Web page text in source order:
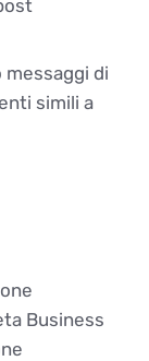
di
simili a
Business